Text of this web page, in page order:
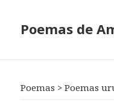
Poemas de
Poemas >Poemas